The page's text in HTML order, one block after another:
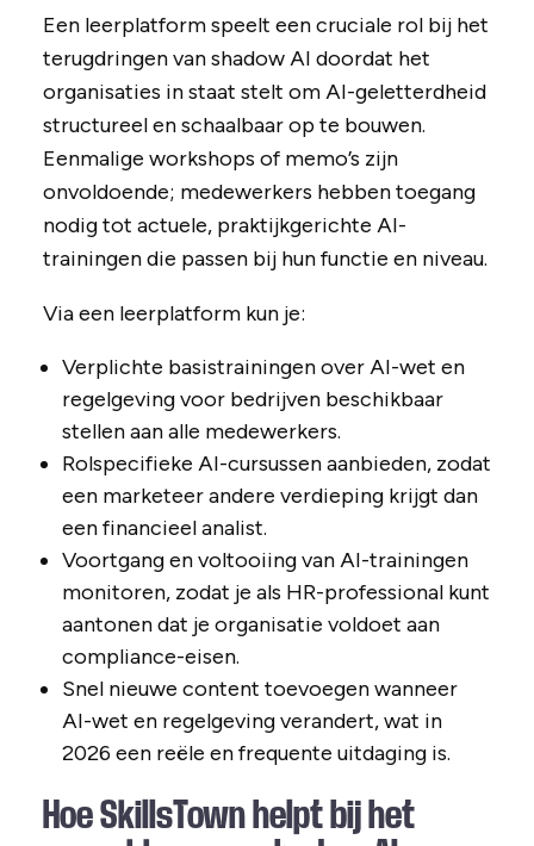
Een leerplatform speelt een cruciale rol bij het
terugdringen van shadow AI doordat het
organisaties in staat stelt om AI-geletterdheid
structureel en schaalbaar op te bouwen.
Eenmalige workshops of memo’s zijn
onvoldoende; medewerkers hebben toegang
nodig tot actuele, praktijkgerichte AI-
trainingen die passen bij hun functie en niveau.
Via een leerplatform kun je:
Verplichte basistrainingen over AI-wet en
regelgeving voor bedrijven beschikbaar
stellen aan alle medewerkers.
Rolspecifieke AI-cursussen aanbieden, zodat
een marketeer andere verdieping krijgt dan
een financieel analist.
Voortgang en voltooiing van AI-trainingen
monitoren, zodat je als HR-professional kunt
aantonen dat je organisatie voldoet aan
compliance-eisen.
Snel nieuwe content toevoegen wanneer
AI-wet en regelgeving verandert, wat in
2026 een reële en frequente uitdaging is.
Hoe SkillsTown helpt bij het